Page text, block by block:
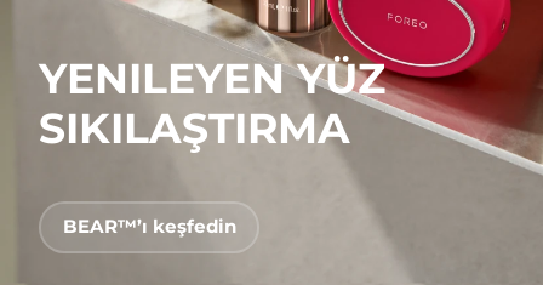
YENILEYEN YÜZ
SIKILAŞTIRMA
BEAR™’ı keşfedin
Kullanici profi̇li̇
Cihazlarım
Siparişlerim
FAQ™ Pure Beauty-Tech Elixir
BREAKING NEWS
issa™ Teeth Whitening Set
English Deutsch
Español
Français
Italiano
Português
Svenska
Türkçe
简体中文